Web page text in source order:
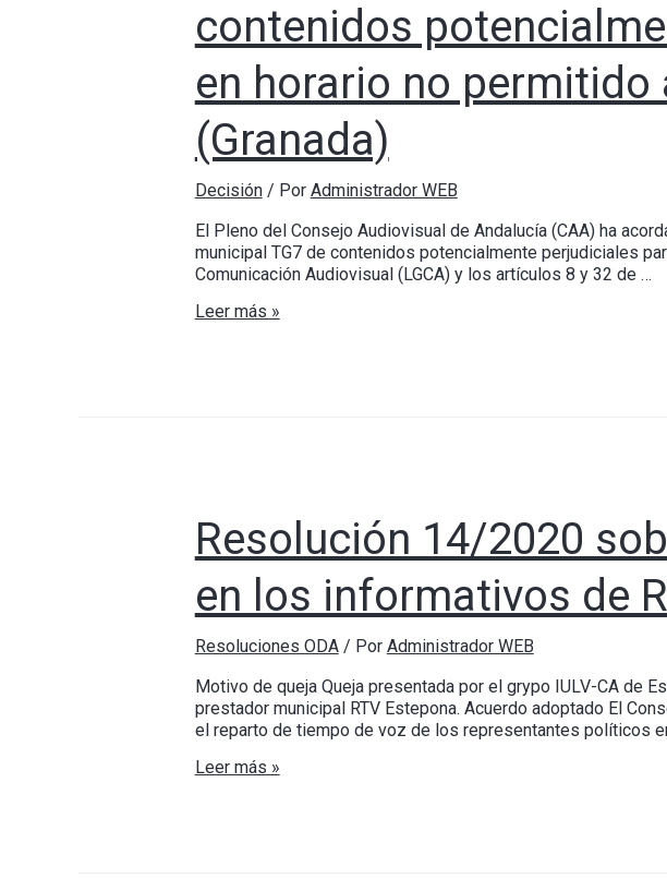
contenidos
en horario no
(Granada)
Decisión/ Por Administrador WEB
El Pleno del Consejo Audiovisual de Andalucía (CAA) ha
municipal TG7 de contenidos potencialmente perjudiciales
Comunicación Audiovisual (LGCA) y los artículos 8 y 32 de …
Leer más »
Resolución 14/2020
en los informativos de
Resoluciones ODA/ Por Administrador WEB
Motivo de queja Queja presentada por el grypo IULV-CA de
prestador municipal RTV Estepona. Acuerdo adoptado El
el reparto de tiempo de voz de los representantes políticos
Leer más »